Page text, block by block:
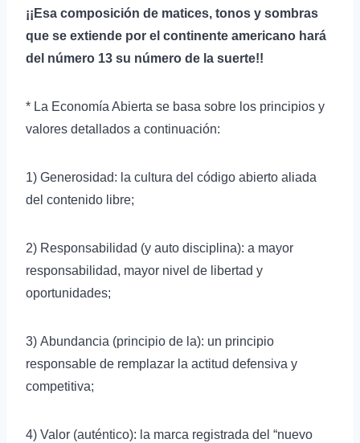
¡¡Esa composición de matices, tonos y sombras
que se extiende por el continente americano hará
del número 13 su número de la suerte!!
* La Economía Abierta se basa sobre los principios y
valores detallados a continuación:
1) Generosidad: la cultura del código abierto aliada
del contenido libre;
2) Responsabilidad (y auto disciplina): a mayor
responsabilidad, mayor nivel de libertad y
oportunidades;
3) Abundancia (principio de la): un principio
responsable de remplazar la actitud defensiva y
competitiva;
4) Valor (auténtico): la marca registrada del “nuevo